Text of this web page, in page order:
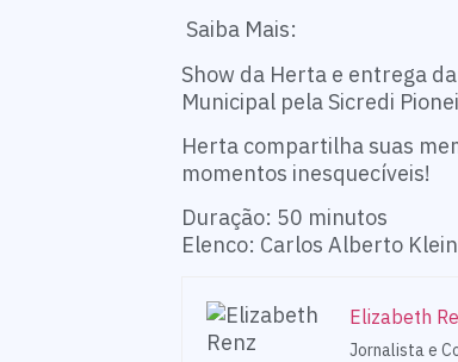
Saiba Mais:
Show da Herta e entrega
Municipal pela Sicredi
Herta compartilha suas
momentos inesquecíveis!
Duração: 50 minutos
Elenco: Carlos Alberto Klein
Elizabeth
Jornalista e